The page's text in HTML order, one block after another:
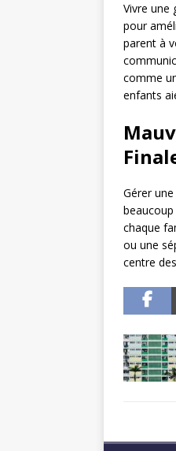
Vivre une
pour
parent à
comme
enfants
Gérer
chaque
ou une
centre